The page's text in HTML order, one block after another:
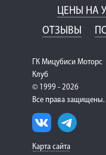
ЦЕНЫ НА
ОТЗЫВЫ
ГК Мицубиси Моторс
Клуб
© 1999 - 2026
Все права защищены.
Карта сайта